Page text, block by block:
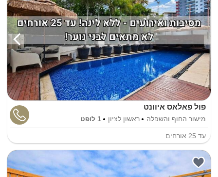
פול פאלאס איוונט
מישור החוף והשפלה ראשון לציון 1 לופט
עד 25 אורחים